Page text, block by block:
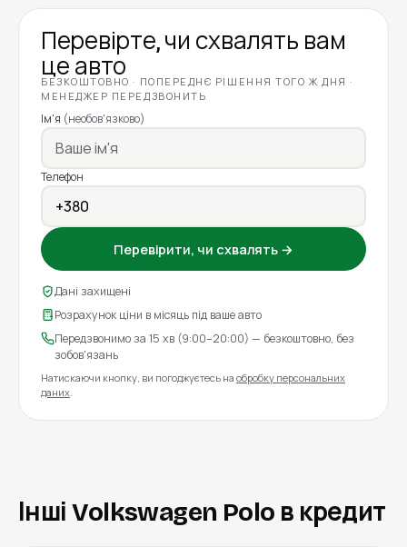
Перевірте, чи схвалять вам
це авто
БЕЗКОШТОВНО · ПОПЕРЕДНЄ РІШЕННЯ ТОГО Ж ДНЯ ·
МЕНЕДЖЕР ПЕРЕДЗВОНИТЬ
Ім'я (необов'язково)
Телефон
Перевірити, чи схвалять →
Дані захищені
Розрахунок ціни в місяць під ваше авто
Передзвонимо за 15 хв (9:00–20:00) — безкоштовно, без
зобов'язань
Натискаючи кнопку, ви погоджуєтесь на обробку персональних
даних.
Інші Volkswagen Polo в кредит